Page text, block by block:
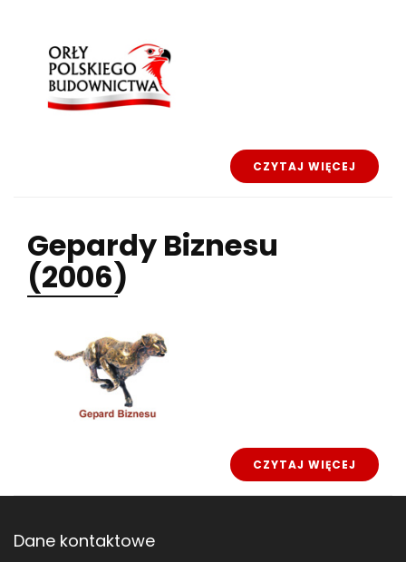
CZYTAJ WIĘCEJ
Gepardy Biznesu
(2006)
CZYTAJ WIĘCEJ
Dane kontaktowe